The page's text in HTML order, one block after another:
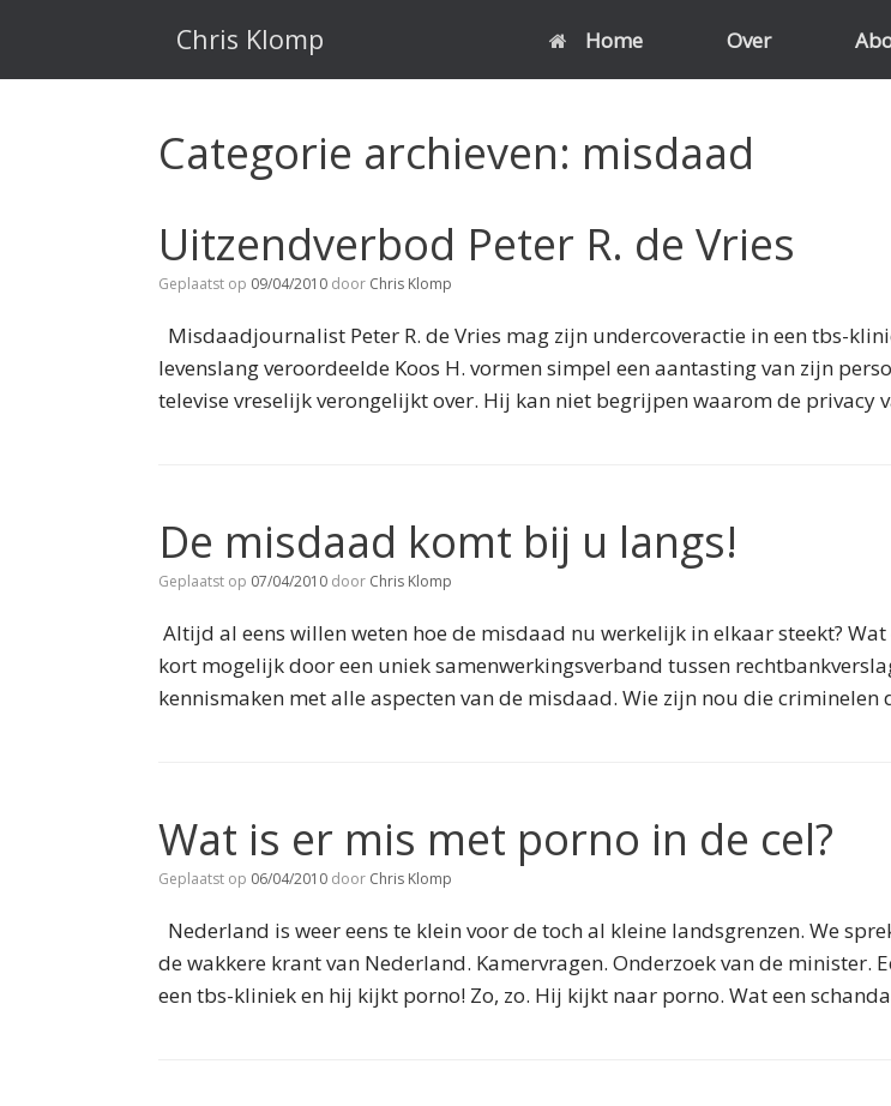
inhoud
Chris Klomp Home Over
Categorie archieven: misdaad
Uitzendverbod Peter R. de Vries
Geplaatst op 09/04/2010 door Chris Klomp
Misdaadjournalist Peter R. de Vries mag zijn undercoveractie in een tbs-
levenslang veroordeelde Koos H. vormen simpel een aantasting van zijn
televise vreselijk verongelijkt over. Hij kan niet begrijpen waarom de
De misdaad komt bij u langs!
Geplaatst op 07/04/2010 door Chris Klomp
Altijd al eens willen weten hoe de misdaad nu werkelijk in elkaar steekt?
kort mogelijk door een uniek samenwerkingsverband tussen
kennismaken met alle aspecten van de misdaad. Wie zijn nou die
Wat is er mis met porno in de cel?
Geplaatst op 06/04/2010 door Chris Klomp
Nederland is weer eens te klein voor de toch al kleine landsgrenzen. We
de wakkere krant van Nederland. Kamervragen. Onderzoek van de minister.
een tbs-kliniek en hij kijkt porno! Zo, zo. Hij kijkt naar porno. Wat een